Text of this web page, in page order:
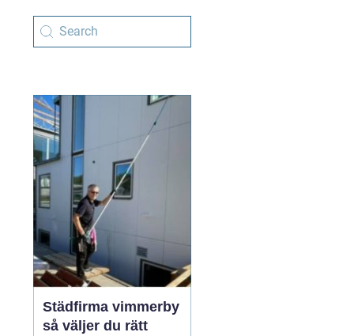
Städfirma vimmerby
så väljer du rätt